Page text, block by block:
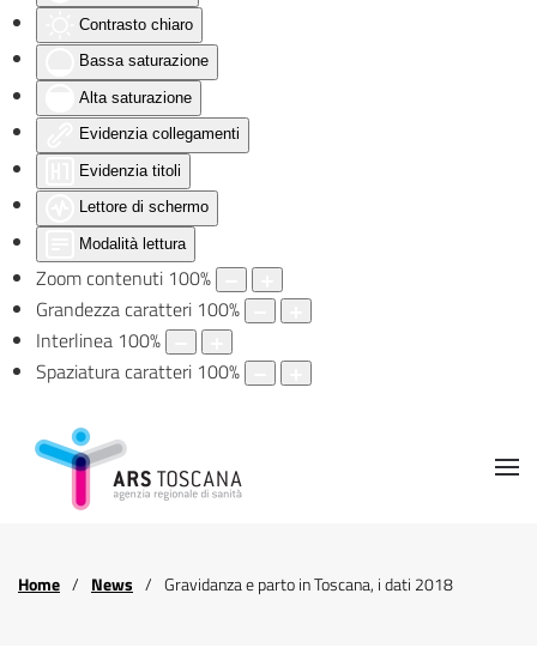
Contrasto chiaro
Bassa saturazione
Alta saturazione
Evidenzia collegamenti
Evidenzia titoli
Lettore di schermo
Modalità lettura
Zoom contenuti 100%
Grandezza caratteri 100%
Interlinea 100%
Spaziatura caratteri 100%
Home News Gravidanza e parto in Toscana, i dati 2018